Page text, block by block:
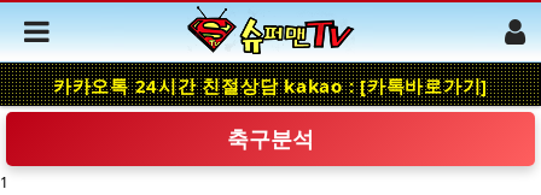
카카오톡 24시간 친절상담 kakao : [카톡바로가기]
축구분석
1